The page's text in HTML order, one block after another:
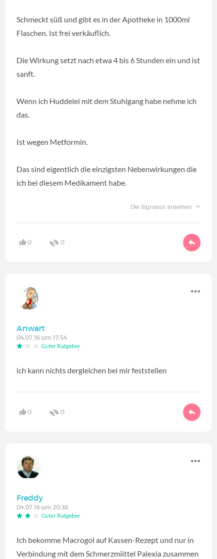
Schmeckt süß und gibt es in der Apotheke in 1000ml
Flaschen. Ist frei verkäuflich.
Die Wirkung setzt nach etwa 4 bis 6 Stunden ein und ist
sanft.
Wenn ich Huddelei mit dem Stuhlgang habe nehme ich
das.
Ist wegen Metformin.
Das sind eigentlich die einzigsten Nebenwirkungen die
ich bei diesem Medikament habe.
Die Signatur ansehen
0 0
Anwart
04.07.16 um 17:54
Guter Ratgeber
ich kann nichts dergleichen bei mir feststellen
0 0
Freddy
04.07.16 um 20:38
Guter Ratgeber
Ich bekomme Macrogol auf Kassen-Rezept und nur in
Verbindung mit dem Schmerzmiittel Palexia zusammen